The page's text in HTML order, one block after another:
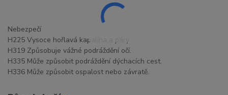
Nebezpečí
H225 Vysoce hořlavá kapalina a páry
H319 Způsobuje vážné podráždění očí.
H335 Může způsobit podráždění dýchacích cest.
H336 Může způsobit ospalost nebo závratě.